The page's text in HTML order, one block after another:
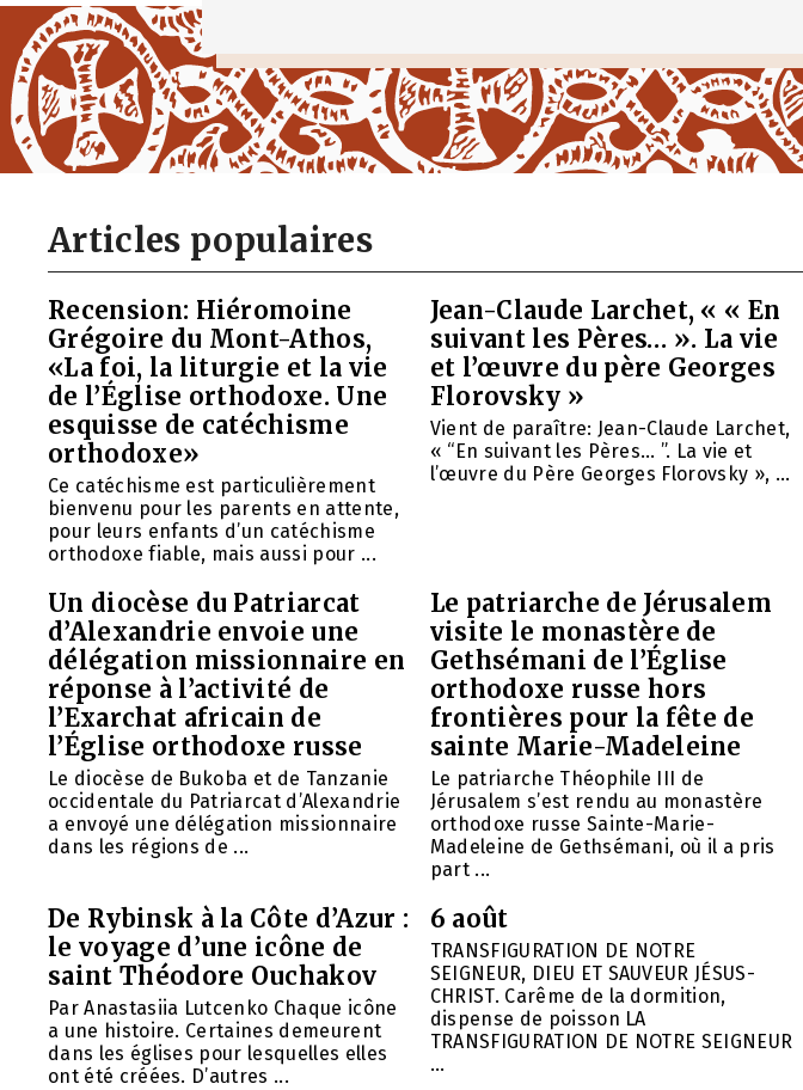
Articles populaires
Recension: Hiéromoine
Grégoire du Mont-Athos,
«La foi, la liturgie et la vie
de l’Église orthodoxe. Une
esquisse de catéchisme
orthodoxe»
Ce catéchisme est particulièrement
bienvenu pour les parents en attente,
pour leurs enfants d’un catéchisme
orthodoxe fiable, mais aussi pour ...
Jean-Claude Larchet, « « En
suivant les Pères… ». La vie
et l’œuvre du père Georges
Florovsky »
Vient de paraître: Jean-Claude Larchet,
« “En suivant les Pères… ”. La vie et
l’œuvre du Père Georges Florovsky », ...
Un diocèse du Patriarcat
d’Alexandrie envoie une
délégation missionnaire en
réponse à l’activité de
l’Exarchat africain de
l’Église orthodoxe russe
Le diocèse de Bukoba et de Tanzanie
occidentale du Patriarcat d’Alexandrie
a envoyé une délégation missionnaire
dans les régions de ...
Le patriarche de Jérusalem
visite le monastère de
Gethsémani de l’Église
orthodoxe russe hors
frontières pour la fête de
sainte Marie-Madeleine
Le patriarche Théophile III de
Jérusalem s’est rendu au monastère
orthodoxe russe Sainte-Marie-
Madeleine de Gethsémani, où il a pris
part ...
De Rybinsk à la Côte d’Azur :
le voyage d’une icône de
saint Théodore Ouchakov
Par Anastasiia Lutcenko Chaque icône
a une histoire. Certaines demeurent
dans les églises pour lesquelles elles
ont été créées. D’autres ...
6 août
TRANSFIGURATION DE NOTRE
SEIGNEUR, DIEU ET SAUVEUR JÉSUS-
CHRIST. Carême de la dormition,
dispense de poisson LA
TRANSFIGURATION DE NOTRE SEIGNEUR
...